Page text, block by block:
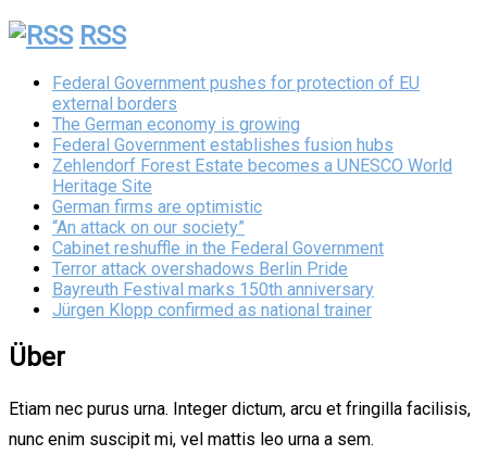
RSS
Federal Government pushes for protection of EU
external borders
The German economy is growing
Federal Government establishes fusion hubs
Zehlendorf Forest Estate becomes a UNESCO World
Heritage Site
German firms are optimistic
“An attack on our society”
Cabinet reshuffle in the Federal Government
Terror attack overshadows Berlin Pride
Bayreuth Festival marks 150th anniversary
Jürgen Klopp confirmed as national trainer
Über
Etiam nec purus urna. Integer dictum, arcu et fringilla facilisis,
nunc enim suscipit mi, vel mattis leo urna a sem.